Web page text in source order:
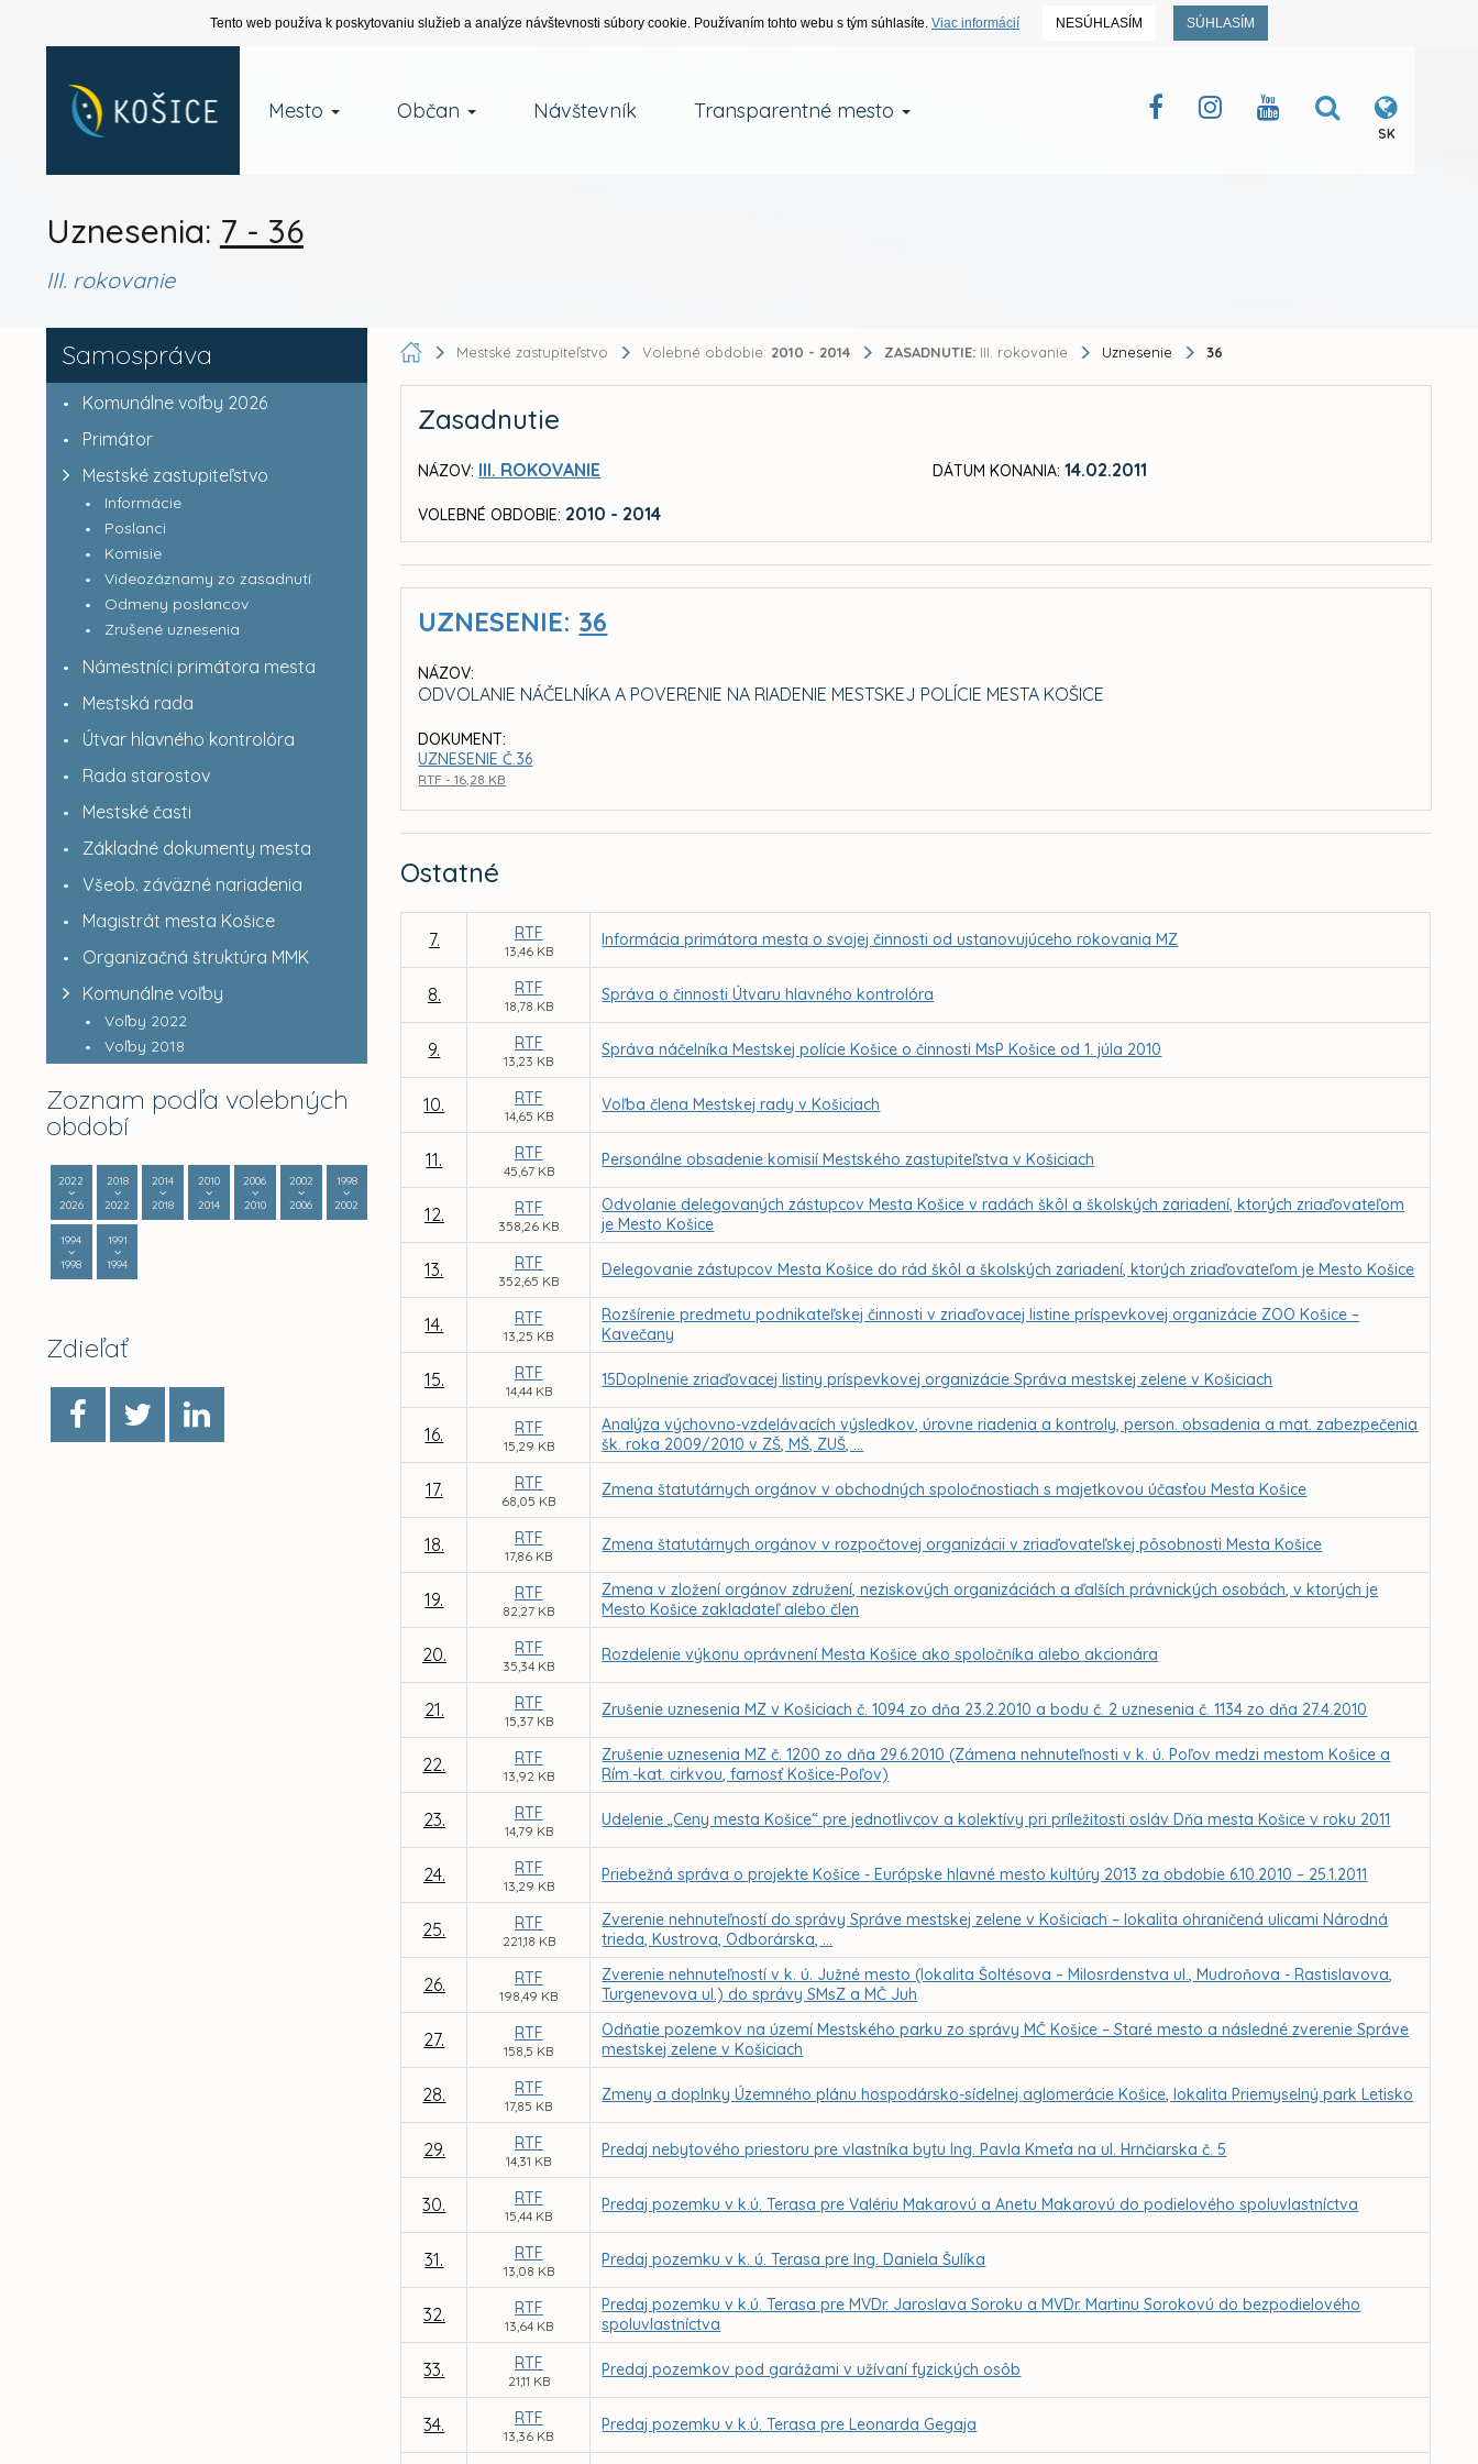
Tento web používa k poskytovaniu služieb a analýze návštevnosti súbory cookie. Používaním tohto webu s tým súhlasíte. Viac informácií NESÚHLASÍM SÚHLASÍM
Mesto Občan Návštevník Transparentné mesto
SK
Uznesenia: 7 - 36
III. rokovanie
Samospráva
Komunálne voľby 2026
Primátor
Mestské zastupiteľstvo
Informácie
Poslanci
Komisie
Videozáznamy zo zasadnutí
Odmeny poslancov
Zrušené uznesenia
Námestníci primátora mesta
Mestská rada
Útvar hlavného kontrolóra
Rada starostov
Mestské časti
Základné dokumenty mesta
Všeob. záväzné nariadenia
Magistrát mesta Košice
Organizačná štruktúra MMK
Komunálne voľby
Voľby 2022
Voľby 2018
Zoznam podľa volebných
období
2022
2026
2018
2022
2014
2018
2010
2014
2006
2010
2002
2006
1998
2002
1994
1998
1991
1994
Zdieľať
Mestské zastupiteľstvo Volebné obdobie: 2010 - 2014 ZASADNUTIE: III. rokovanie Uznesenie 36
Zasadnutie
NÁZOV: III. ROKOVANIE
VOLEBNÉ OBDOBIE: 2010 - 2014
DÁTUM KONANIA: 14.02.2011
UZNESENIE: 36
NÁZOV:
ODVOLANIE NÁČELNÍKA A POVERENIE NA RIADENIE MESTSKEJ POLÍCIE MESTA KOŠICE
DOKUMENT:
UZNESENIE Č.36
RTF - 16,28 KB
Ostatné
7. RTF
13,46 KB
Informácia primátora mesta o svojej činnosti od ustanovujúceho rokovania MZ
8. RTF
18,78 KB
Správa o činnosti Útvaru hlavného kontrolóra
9. RTF
13,23 KB
Správa náčelníka Mestskej polície Košice o činnosti MsP Košice od 1. júla 2010
10. RTF
14,65 KB
Voľba člena Mestskej rady v Košiciach
11. RTF
45,67 KB
Personálne obsadenie komisií Mestského zastupiteľstva v Košiciach
12. RTF
358,26 KB
Odvolanie delegovaných zástupcov Mesta Košice v radách škôl a školských zariadení, ktorých zriaďovateľom
je Mesto Košice
13. RTF
352,65 KB
Delegovanie zástupcov Mesta Košice do rád škôl a školských zariadení, ktorých zriaďovateľom je Mesto Košice
14. RTF
13,25 KB
Rozšírenie predmetu podnikateľskej činnosti v zriaďovacej listine príspevkovej organizácie ZOO Košice –
Kavečany
15. RTF
14,44 KB
15Doplnenie zriaďovacej listiny príspevkovej organizácie Správa mestskej zelene v Košiciach
16. RTF
15,29 KB
Analýza výchovno-vzdelávacích výsledkov, úrovne riadenia a kontroly, person. obsadenia a mat. zabezpečenia
šk. roka 2009/2010 v ZŠ, MŠ, ZUŠ, ...
17. RTF
68,05 KB
Zmena štatutárnych orgánov v obchodných spoločnostiach s majetkovou účasťou Mesta Košice
18. RTF
17,86 KB
Zmena štatutárnych orgánov v rozpočtovej organizácii v zriaďovateľskej pôsobnosti Mesta Košice
19. RTF
82,27 KB
Zmena v zložení orgánov združení, neziskových organizáciách a ďalších právnických osobách, v ktorých je
Mesto Košice zakladateľ alebo člen
20. RTF
35,34 KB
Rozdelenie výkonu oprávnení Mesta Košice ako spoločníka alebo akcionára
21. RTF
15,37 KB
Zrušenie uznesenia MZ v Košiciach č. 1094 zo dňa 23.2.2010 a bodu č. 2 uznesenia č. 1134 zo dňa 27.4.2010
22. RTF
13,92 KB
Zrušenie uznesenia MZ č. 1200 zo dňa 29.6.2010 (Zámena nehnuteľnosti v k. ú. Poľov medzi mestom Košice a
Rím.-kat. cirkvou, farnosť Košice-Poľov)
23. RTF
14,79 KB
Udelenie „Ceny mesta Košice“ pre jednotlivcov a kolektívy pri príležitosti osláv Dňa mesta Košice v roku 2011
24. RTF
13,29 KB
Priebežná správa o projekte Košice - Európske hlavné mesto kultúry 2013 za obdobie 6.10.2010 – 25.1.2011
25. RTF
221,18 KB
Zverenie nehnuteľností do správy Správe mestskej zelene v Košiciach – lokalita ohraničená ulicami Národná
trieda, Kustrova, Odborárska, ...
26. RTF
198,49 KB
Zverenie nehnuteľností v k. ú. Južné mesto (lokalita Šoltésova – Milosrdenstva ul., Mudroňova - Rastislavova,
Turgenevova ul.) do správy SMsZ a MČ Juh
27. RTF
158,5 KB
Odňatie pozemkov na území Mestského parku zo správy MČ Košice – Staré mesto a následné zverenie Správe
mestskej zelene v Košiciach
28. RTF
17,85 KB
Zmeny a doplnky Územného plánu hospodársko-sídelnej aglomerácie Košice, lokalita Priemyselný park Letisko
29. RTF
14,31 KB
Predaj nebytového priestoru pre vlastníka bytu Ing. Pavla Kmeťa na ul. Hrnčiarska č. 5
30. RTF
15,44 KB
Predaj pozemku v k.ú. Terasa pre Valériu Makarovú a Anetu Makarovú do podielového spoluvlastníctva
31. RTF
13,08 KB
Predaj pozemku v k. ú. Terasa pre Ing. Daniela Šulíka
32. RTF
13,64 KB
Predaj pozemku v k.ú. Terasa pre MVDr. Jaroslava Soroku a MVDr. Martinu Sorokovú do bezpodielového
spoluvlastníctva
33. RTF
21,11 KB
Predaj pozemkov pod garážami v užívaní fyzických osôb
34. RTF
13,36 KB
Predaj pozemku v k.ú. Terasa pre Leonarda Gegaja